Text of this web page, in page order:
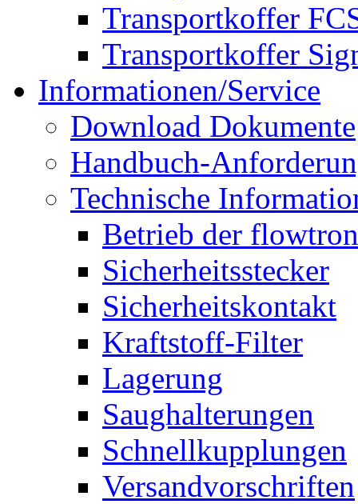
Transportkoffer
Transportkoffer
Informationen/Service
Download Dokumente
Handbuch-
Technische
Betrieb der
Sicherheitsstecker
Sicherheitskontakt
Kraftstoff-Filter
Lagerung
Saughalterungen
Schnellkupplungen
Versandvorschriften